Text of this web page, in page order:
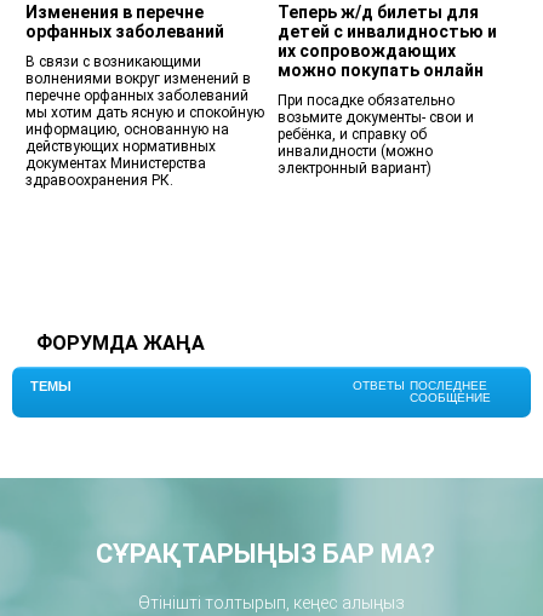
Изменения в перечне
орфанных заболеваний
В связи с возникающими
волнениями вокруг изменений в
перечне орфанных заболеваний
мы хотим дать ясную и спокойную
информацию, основанную на
действующих нормативных
документах Министерства
здравоохранения РК.
Теперь ж/д билеты для
детей с инвалидностью и
их сопровождающих
можно покупать онлайн
При посадке обязательно
возьмите документы- свои и
ребёнка, и справку об
инвалидности (можно
электронный вариант)
ФОРУМДА ЖАҢА
ТЕМЫ ОТВЕТЫ ПОСЛЕДНЕЕ
СООБЩЕНИЕ
СҰРАҚТАРЫҢЫЗ БАР МА?
Өтінішті толтырып, кеңес алыңыз